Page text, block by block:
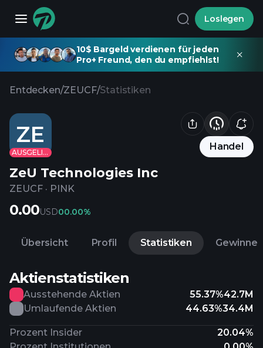
Loslegen
10$ Bargeld verdienen für jeden
Pro+ Freund, den du empfiehlst!
Entdecken/ZEUCF/Statistiken
ZE
AUSGELISTET
Handel
ZeU Technologies Inc
ZEUCF · PINK
0.00USD00.00%
Übersicht Profil Statistiken Gewinne
Aktienstatistiken
Ausstehende Aktien 55.37%42.7M
Umlaufende Aktien
44.63%34.4M
Prozent Insider
20.04%